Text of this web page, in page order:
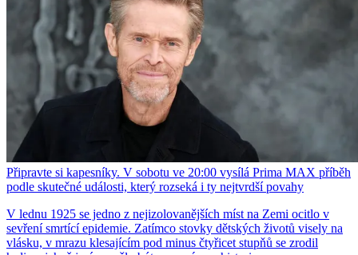
Připravte si kapesníky. V sobotu ve 20:00 vysílá Prima MAX příběh
podle skutečné události, který rozseká i ty nejtvrdší povahy
V lednu 1925 se jedno z nejizolovanějších míst na Zemi ocitlo v
sevření smrtící epidemie. Zatímco stovky dětských životů visely na
vlásku, v mrazu klesajícím pod minus čtyřicet stupňů se zrodil